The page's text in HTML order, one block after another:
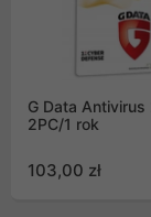
G Data
2PC/1 rok
103,00 zł